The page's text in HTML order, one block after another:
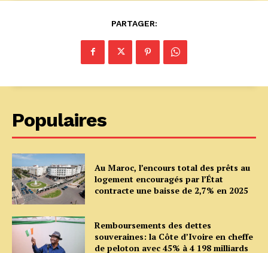
PARTAGER:
Populaires
Au Maroc, l’encours total des prêts au
logement encouragés par l’État
contracte une baisse de 2,7% en 2025
Remboursements des dettes
souveraines: la Côte d’Ivoire en cheffe
de peloton avec 45% à 4 198 milliards